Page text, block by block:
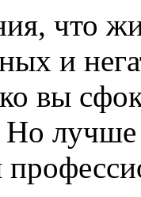
что
и
вы
лучше